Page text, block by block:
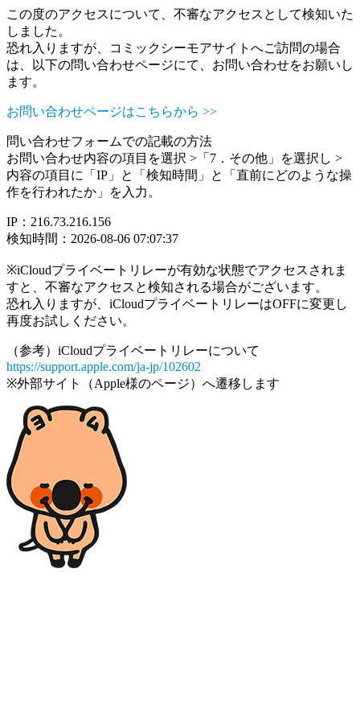
この度のアクセスについて、不審なアクセスとして検知いた
しました。
恐れ入りますが、コミックシーモアサイトへご訪問の場合
は、以下の問い合わせページにて、お問い合わせをお願いし
ます。
お問い合わせページはこちらから >>
問い合わせフォームでの記載の方法
お問い合わせ内容の項目を選択 >「7．その他」を選択し >
内容の項目に「IP」と「検知時間」と「直前にどのような操
作を行われたか」を入力。
IP：216.73.216.156
検知時間：2026-08-06 07:07:37
※iCloudプライベートリレーが有効な状態でアクセスされま
すと、不審なアクセスと検知される場合がございます。
恐れ入りますが、iCloudプライベートリレーはOFFに変更し
再度お試しください。
（参考）iCloudプライベートリレーについて
https://support.apple.com/ja-jp/102602
※外部サイト（Apple様のページ）へ遷移します